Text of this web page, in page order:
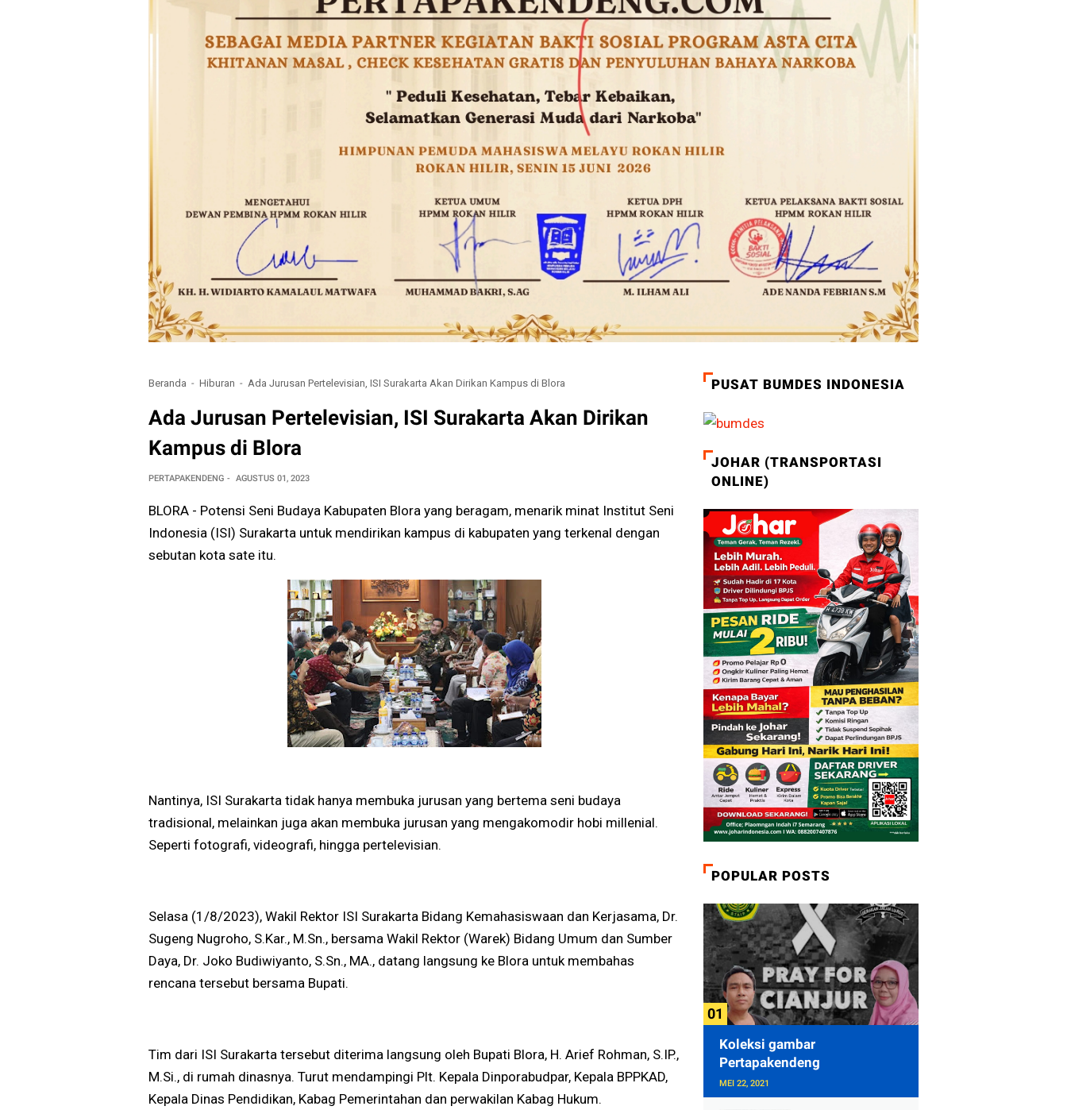
Beranda Hiburan Ada Jurusan Pertelevisian, ISI Surakarta Akan Dirikan Kampus di Blora
Ada Jurusan Pertelevisian, ISI Surakarta Akan Dirikan
Kampus di Blora
PERTAPAKENDENG AGUSTUS 01, 2023
BLORA - Potensi Seni Budaya Kabupaten Blora yang beragam, menarik minat Institut Seni
Indonesia (ISI) Surakarta untuk mendirikan kampus di kabupaten yang terkenal dengan
sebutan kota sate itu.
Nantinya, ISI Surakarta tidak hanya membuka jurusan yang bertema seni budaya
tradisional, melainkan juga akan membuka jurusan yang mengakomodir hobi millenial.
Seperti fotografi, videografi, hingga pertelevisian.
Selasa (1/8/2023), Wakil Rektor ISI Surakarta Bidang Kemahasiswaan dan Kerjasama, Dr.
Sugeng Nugroho, S.Kar., M.Sn., bersama Wakil Rektor (Warek) Bidang Umum dan Sumber
Daya, Dr. Joko Budiwiyanto, S.Sn., MA., datang langsung ke Blora untuk membahas
rencana tersebut bersama Bupati.
Tim dari ISI Surakarta tersebut diterima langsung oleh Bupati Blora, H. Arief Rohman, S.IP.,
M.Si., di rumah dinasnya. Turut mendampingi Plt. Kepala Dinporabudpar, Kepala BPPKAD,
Kepala Dinas Pendidikan, Kabag Pemerintahan dan perwakilan Kabag Hukum.
PUSAT BUMDES INDONESIA
JOHAR (TRANSPORTASI
ONLINE)
POPULAR POSTS
Koleksi gambar
Pertapakendeng
MEI 22, 2021